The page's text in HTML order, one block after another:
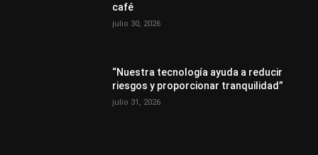
café
julio 30, 2026
“Nuestra tecnología ayuda a reducir
riesgos y proporcionar tranquilidad”
julio 31, 2026